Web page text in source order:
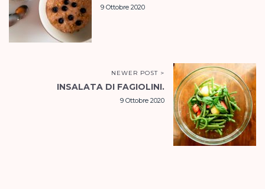
9 Ottobre 2020
NEWER POST >
INSALATA DI FAGIOLINI.
9 Ottobre 2020